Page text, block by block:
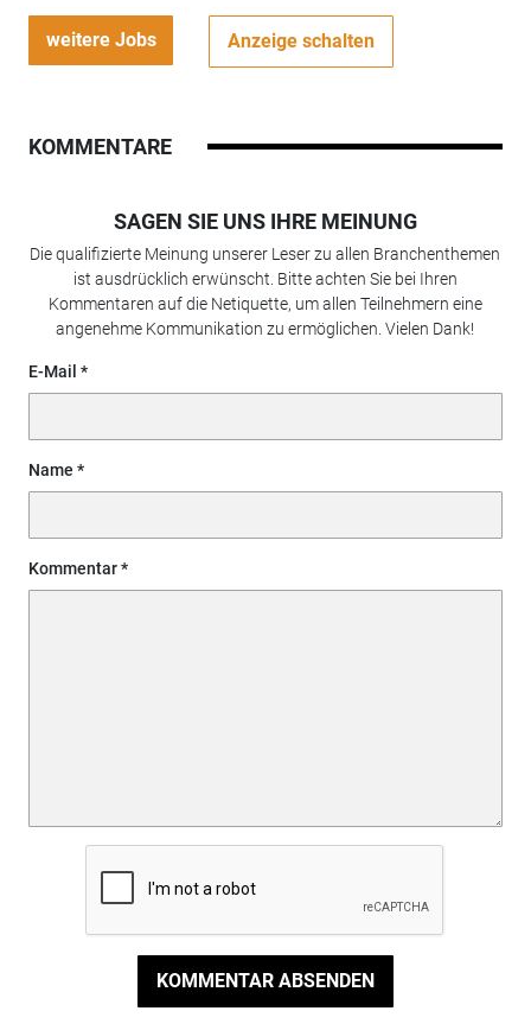
weitere Jobs Anzeige schalten
KOMMENTARE
SAGEN SIE UNS IHRE MEINUNG
Die qualifizierte Meinung unserer Leser zu allen Branchenthemen
ist ausdrücklich erwünscht. Bitte achten Sie bei Ihren
Kommentaren auf die Netiquette, um allen Teilnehmern eine
angenehme Kommunikation zu ermöglichen. Vielen Dank!
E-Mail
Name
Kommentar
KOMMENTAR ABSENDEN